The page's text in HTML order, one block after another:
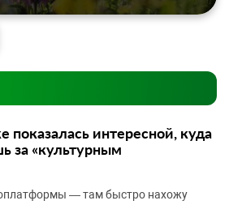
показалась интересной, куда
за «культурным
— там быстро нахожу